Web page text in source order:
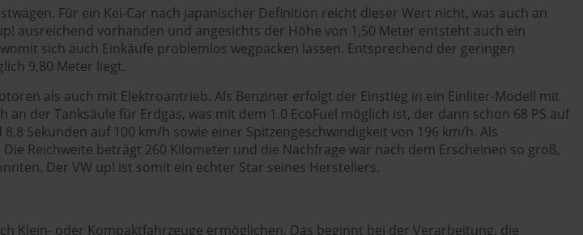
Für ein Kei-Car nach japanischer Definition reicht dieser Wert nicht, was auch an
ausreichend vorhanden und angesichts der Höhe von 1,50 Meter entsteht auch ein
sich auch Einkäufe problemlos wegpacken lassen. Entsprechend der geringen
9,80 Meter liegt.
als auch mit Elektroantrieb. Als Benziner erfolgt der Einstieg in ein Einliter-Modell mit
der Tanksäule für Erdgas, was mit dem 1.0 EcoFuel möglich ist, der dann schon 68 PS auf
Sekunden auf 100 km/h sowie einer Spitzengeschwindigkeit von 196 km/h. Als
Reichweite beträgt 260 Kilometer und die Nachfrage war nach dem Erscheinen so groß,
Der VW up! ist somit ein echter Star seines Herstellers.
Klein- oder Kompaktfahrzeuge ermöglichen. Das beginnt bei der Verarbeitung, die